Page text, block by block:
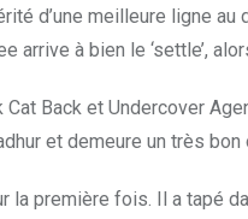
d’une meilleure ligne
à bien le ‘settle’,
Back et Undercover
et demeure un très bon
la première fois. Il a